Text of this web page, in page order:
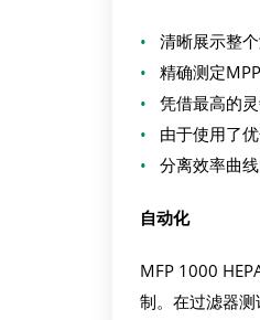
• 清晰展示整个
• 精确测定
• 凭借最高的
• 由于使用了
• 分离效率曲
自动化
MFP 1000
制。在过滤器测